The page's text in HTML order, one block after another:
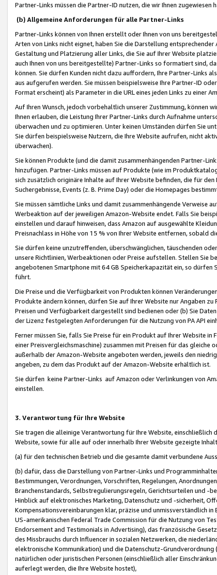
Partner-Links müssen die Partner-ID nutzen, die wir Ihnen zugewiesen
(b) Allgemeine Anforderungen für alle Partner-Links
Partner-Links können von Ihnen erstellt oder Ihnen von uns
Arten von Links nicht eignet, haben Sie die Darstellung
Gestaltung und Platzierung aller Links, die Sie auf Ihrer Website
auch Ihnen von uns bereitgestellte) Partner-Links so formatiert sind,
können. Sie dürfen Kunden nicht dazu auffordern, Ihre Partner-Links
aus aufgerufen werden. Sie müssen beispielsweise Ihre Partner-ID
Format erscheint) als Parameter in die URL eines jeden Links zu einer
Auf Ihren Wunsch, jedoch vorbehaltlich unserer Zustimmung, können
Ihnen erlauben, die Leistung Ihrer Partner-Links durch Aufnahme
überwachen und zu optimieren. Unter keinen Umständen dürfen Sie
Sie dürfen beispielsweise Nutzern, die Ihre Website aufrufen, nicht
überwachen).
Sie können Produkte (und die damit zusammenhängenden Partner-
hinzufügen. Partner-Links müssen auf Produkte (wie im
sich zusätzlich originäre Inhalte auf Ihrer Website befinden, die für
Suchergebnisse, Events (z. B. Prime Day) oder die Homepages
Sie müssen sämtliche Links und damit zusammenhängende
Werbeaktion auf der jeweiligen Amazon-Website endet. Falls Sie
einstellen und darauf hinweisen, dass Amazon auf ausgewählte
Preisnachlass in Höhe von 15 % von Ihrer Website entfernen, sobald
Sie dürfen keine unzutreffenden, überschwänglichen, täuschenden
unsere Richtlinien, Werbeaktionen oder Preise aufstellen. Stellen Sie
angebotenen Smartphone mit 64 GB Speicherkapazität ein, so dürfen
führt.
Die Preise und die Verfügbarkeit von Produkten können
Produkte ändern können, dürfen Sie auf Ihrer Website nur Angaben
Preisen und Verfügbarkeit dargestellt sind bedienen oder (b) Sie
der Lizenz festgelegten Anforderungen für die Nutzung von PA API
Ferner müssen Sie, falls Sie Preise für ein Produkt auf Ihrer Website
einer Preisvergleichsmaschine) zusammen mit Preisen für das
außerhalb der Amazon-Website angeboten werden, jeweils den
angeben, zu dem das Produkt auf der Amazon-Website erhältlich ist.
Sie dürfen keine Partner-Links auf Amazon oder Verlinkungen von
einstellen.
3. Verantwortung für Ihre Website
Sie tragen die alleinige Verantwortung für Ihre Website,
Website, sowie für alle auf oder innerhalb Ihrer Website gezeigte
(a) für den technischen Betrieb und die gesamte damit verbundene
(b) dafür, dass die Darstellung von Partner-Links und
Bestimmungen, Verordnungen, Vorschriften, Regelungen,
Branchenstandards, Selbstregulierungsregeln, Gerichtsurteilen und -
Hinblick auf elektronisches Marketing, Datenschutz und -sicherheit,
Kompensationsvereinbarungen klar, präzise und unmissverständlich
US-amerikanischen Federal Trade Commission für die Nutzung von
Endorsement and Testimonials in Advertising), das französische
des Missbrauchs durch Influencer in sozialen Netzwerken, die
elektronische Kommunikation) und die Datenschutz-
natürlichen oder juristischen Personen (einschließlich aller
auferlegt werden, die Ihre Website hostet),